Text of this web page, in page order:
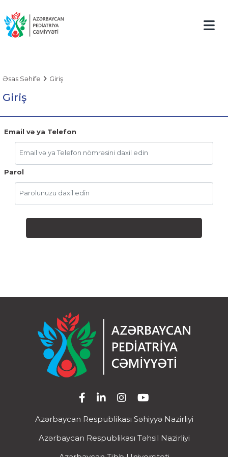
Əsas Səhife Giriş
Giriş
Email və ya Telefon
Parol
Azərbaycan Respublikası Səhiyyə Nazirliyi
Azərbaycan Respublikası Təhsil Nazirliyi